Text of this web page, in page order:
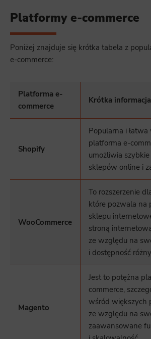
Platformy e-commerce
Poniżej znajduje się krótka tabela z
e-commerce:
Platforma e-
commerce
Krótka informacja
Shopify
Popularna i łatwa
platforma e-
umożliwia
sklepów online i
WooCommerce
To rozszerzenie
które pozwala na
sklepu
stroną
ze względu na
i dostępność
Magento
Jest to potężna
commerce,
wśród większych
ze względu na
zaawansowane